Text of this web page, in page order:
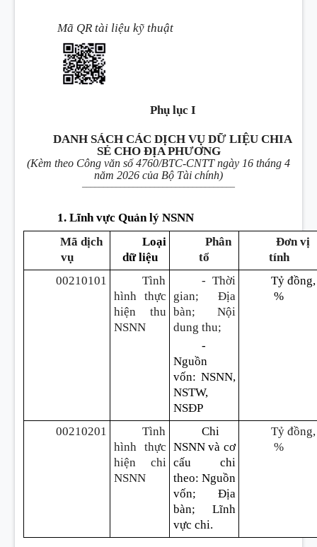
Mã QR tài liệu kỹ thuật
Phụ lục I
DANH SÁCH CÁC DỊCH VỤ DỮ LIỆU CHIA
SẺ CHO ĐỊA PHƯƠNG
(Kèm theo Công văn số 4760/BTC-CNTT ngày 16 tháng 4
năm 2026 của Bộ Tài chính)
____________________________________
1. Lĩnh vực Quản lý NSNN
Mã dịch
vụ
Loại
dữliệu
Phân
tổ
Đơn vị
tính
00210101
Tình
hình thực
hiện thu
NSNN
- Thời
gian; Địa
bàn; Nội
dung thu;
-
Nguồn
vốn: NSNN,
NSTW,
NSĐP
Tỷ đồng,
%
00210201
Tình
hình thực
hiện chi
NSNN
Chi
NSNN và cơ
cấu chi
theo: Nguồn
vốn; Địa
bàn; Lĩnh
vực chi.
Tỷ đồng,
%